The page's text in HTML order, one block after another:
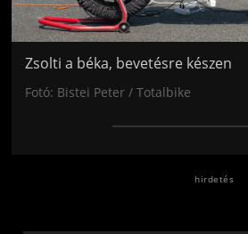
Zsolti a béka, bevetésre készen
Fotó: Bistei Peter / Totalbike